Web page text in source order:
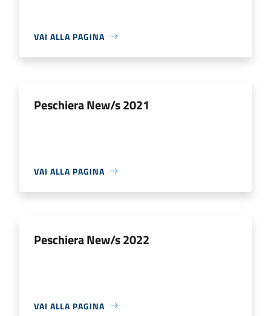
VAI ALLA PAGINA
Peschiera New/s 2021
VAI ALLA PAGINA
Peschiera New/s 2022
VAI ALLA PAGINA